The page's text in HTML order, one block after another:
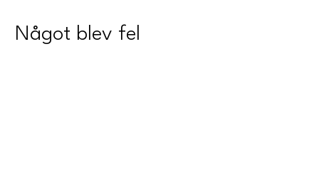
Något blev fel